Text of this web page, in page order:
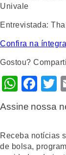
Entrevistada:
Confira na íntegra
Gostou?
Assine nossa
Receba notícias
de bolsa,